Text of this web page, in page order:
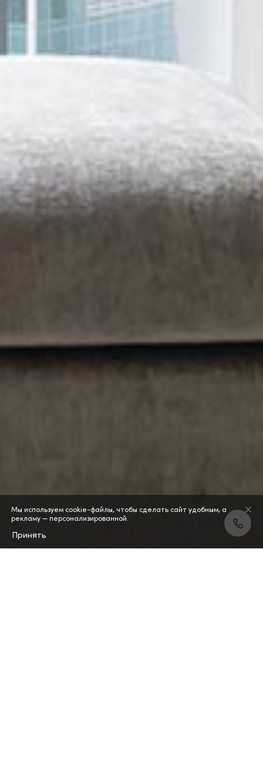
Мы используем cookie-файлы, чтобы сделать сайт удобным, а
рекламу — персонализированной.
Принять